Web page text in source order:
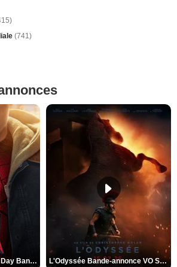
(741)
Spider-Man: Brand New Day Bande-annonce VO STFR L'Odyssée Bande-annonce VO STFR